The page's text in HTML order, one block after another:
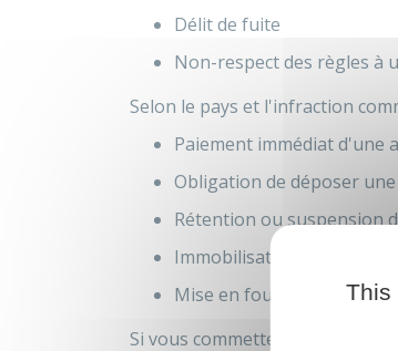
Délit de fuite
Non-respect des règles à
Selon le pays et l'infraction
Paiement immédiat d'une
Obligation de déposer
Rétention ou suspension
Immobilisation du véhicule
Mise en fourrière du
Si vous commettez une
This